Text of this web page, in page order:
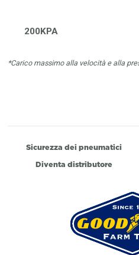
200KPA
*Carico massimo alla velocità e alla
Sicurezza dei pneumatici
Diventa distributore